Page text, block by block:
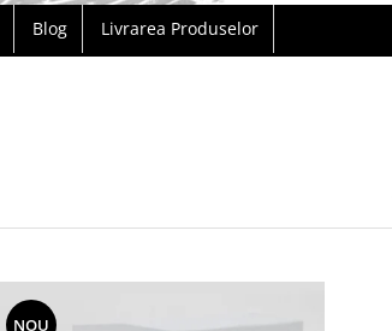
Blog Livrarea Produselor
NOU